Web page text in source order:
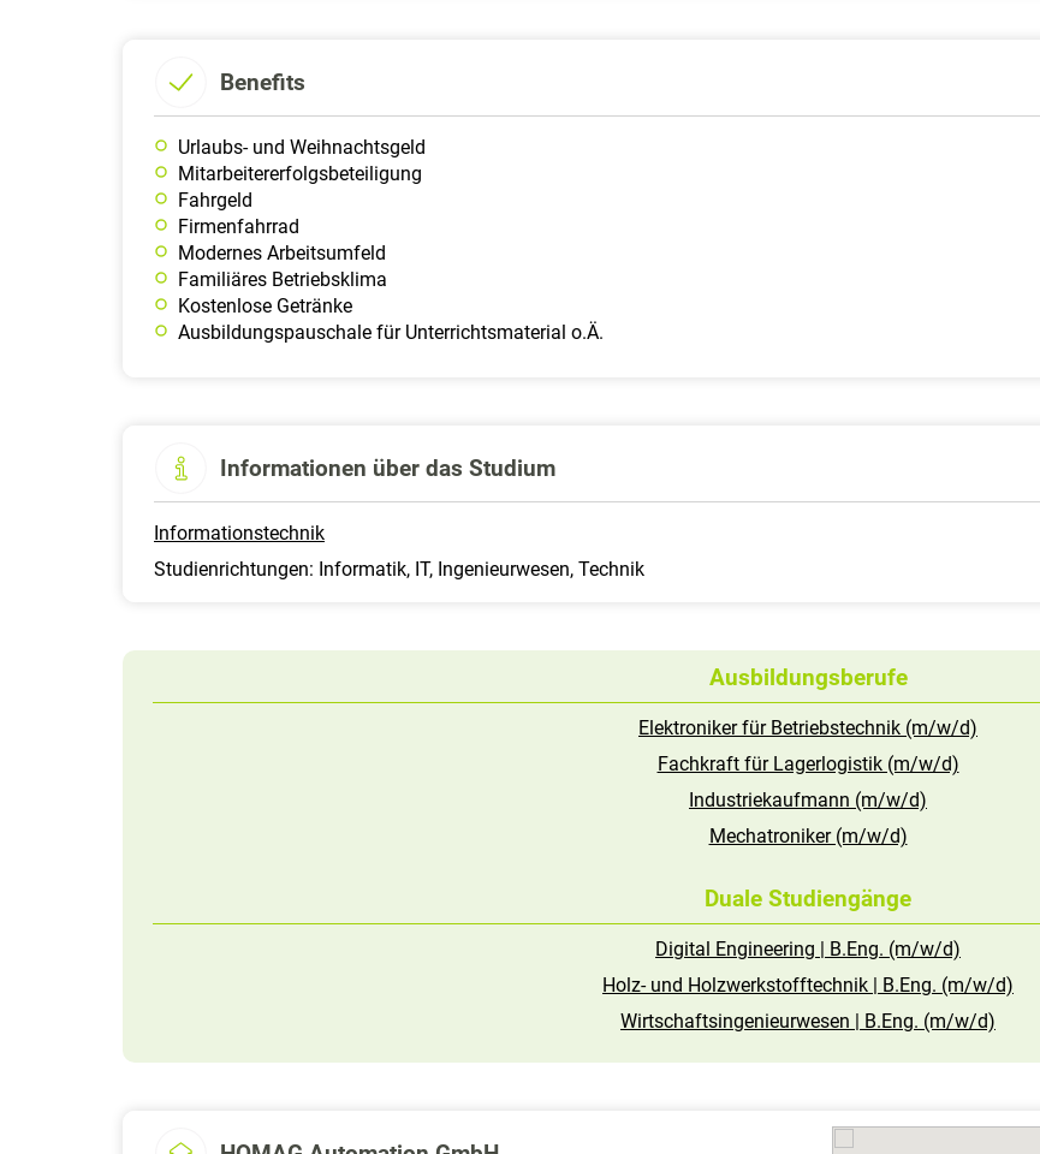
Benefits
Urlaubs- und Weihnachtsgeld
Mitarbeitererfolgsbeteiligung
Fahrgeld
Firmen­fahrrad
Modernes Arbeitsumfeld
Familiäres Betriebsklima
Kostenlose Getränke
Ausbildungspauschale für Unterrichtsmaterial o.Ä.
Informationen über das Studium
Informationstechnik
Studienrichtungen: Informatik, IT, Ingenieurwesen, Technik
Ausbildungsberufe
Elektroniker für Betriebstechnik (m/w/d)
Fachkraft für Lagerlogistik (m/w/d)
Industriekaufmann (m/w/d)
Mechatroniker (m/w/d)
Duale Studiengänge
Digital Engineering | B.Eng. (m/w/d)
Holz- und Holzwerkstofftechnik | B.Eng. (m/w/d)
Wirtschaftsingenieurwesen | B.Eng. (m/w/d)